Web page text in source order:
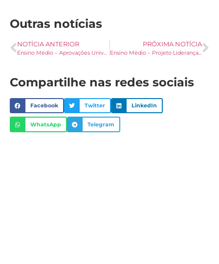
Outras notícias
NOTÍCIA ANTERIOR
Ensino Médio – Aprovações Universidades (Parte 2)
PRÓXIMA NOTÍCIA
Ensino Médio – Projeto Liderança Palotina
Compartilhe nas redes sociais
Facebook Twitter LinkedIn
WhatsApp Telegram